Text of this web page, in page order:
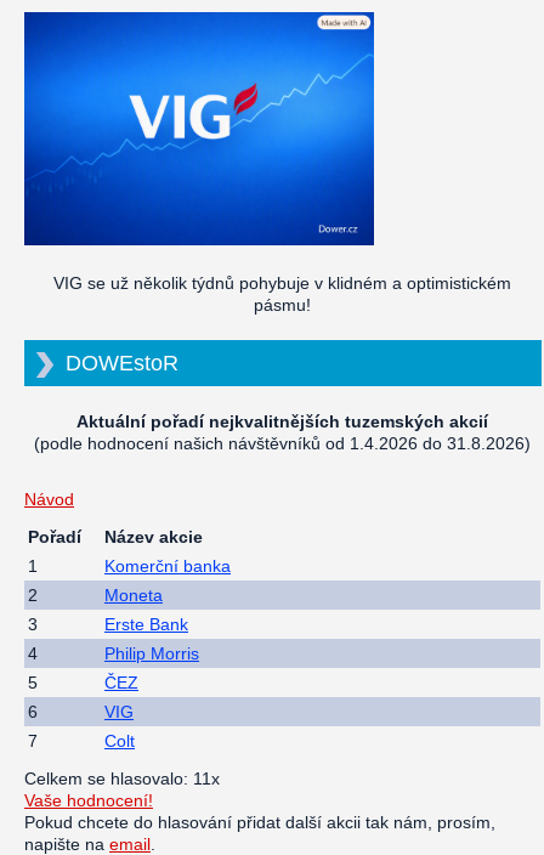
VIG se už několik týdnů pohybuje v klidném a optimistickém
pásmu!
DOWEstoR
Aktuální pořadí nejkvalitnějších tuzemských akcií
(podle hodnocení našich návštěvníků od 1.4.2026 do 31.8.2026)
Návod
Pořadí
Název akcie
1
Komerční banka
2
Moneta
3
Erste Bank
4
Philip Morris
5
ČEZ
6
VIG
7
Colt
Celkem se hlasovalo: 11x
Vaše hodnocení!
Pokud chcete do hlasování přidat další akcii tak nám, prosím,
napište na email